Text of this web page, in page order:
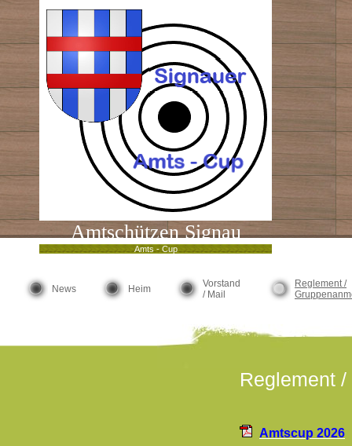
Amtschützen Signau
Amts - Cup
News Heim
Vorstand
/ Mail
Reglement /
Reglement
Amtscup 2026